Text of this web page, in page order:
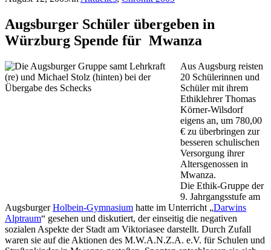
Augsburger Schüler übergeben in
Würzburg Spende für Mwanza
Aus Augsburg reisten
20 Schülerinnen und
Schüler mit ihrem
Ethiklehrer Thomas
Körner-Wilsdorf
eigens an, um 780,00
€ zu überbringen zur
besseren schulischen
Versorgung ihrer
Altersgenossen in
Mwanza.
Die Ethik-Gruppe der
9. Jahrgangsstufe am
AugsburgerHolbein-Gymnasium hatte im Unterricht „Darwins
Alptraum“ gesehen und diskutiert, der einseitig die negativen
sozialen Aspekte der Stadt am Viktoriasee darstellt. Durch Zufall
waren sie auf die Aktionen des M.W.A.N.Z.A. e.V. für Schulen und